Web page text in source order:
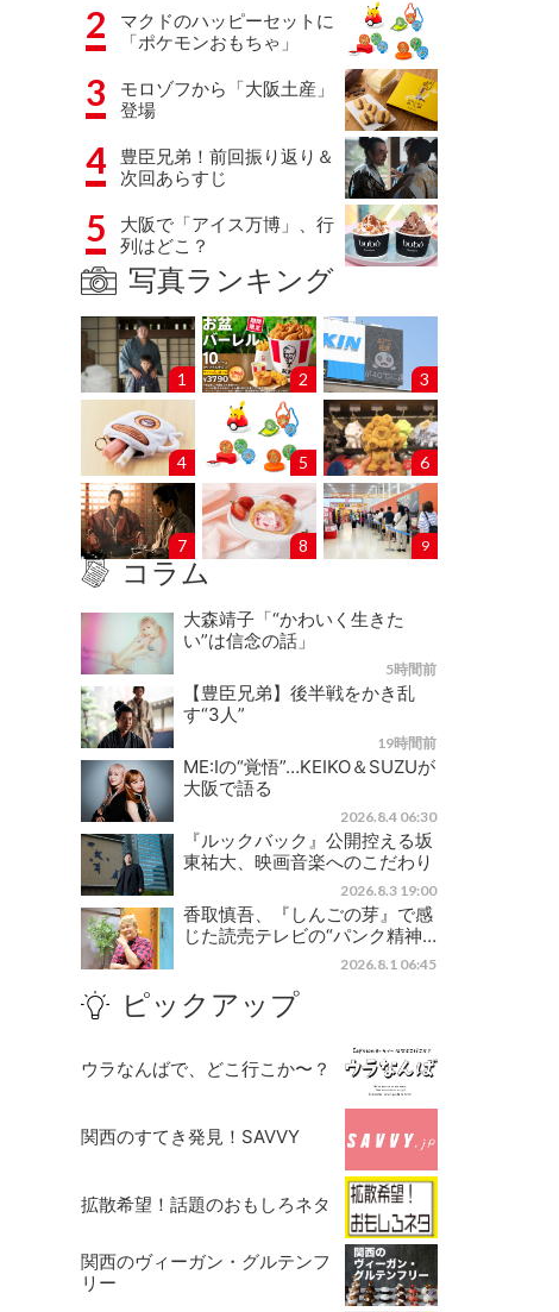
2
マクドのハッピーセットに
「ポケモンおもちゃ」
3
モロゾフから「大阪土産」
登場
4
豊臣兄弟！前回振り返り＆
次回あらすじ
5
大阪で「アイス万博」、行
列はどこ？
写真ランキング
1 2 3
4 5 6
7 8 9
コラム
大森靖子「“かわいく生きた
い”は信念の話」
5時間前
【豊臣兄弟】後半戦をかき乱
す“3人”
19時間前
ME:Iの“覚悟”…KEIKO＆SUZUが
大阪で語る
2026.8.4 06:30
『ルックバック』公開控える坂
東祐大、映画音楽へのこだわり
2026.8.3 19:00
香取慎吾、『しんごの芽』で感
じた読売テレビの“パンク精神…
2026.8.1 06:45
ピックアップ
ウラなんばで、どこ行こか〜？
関西のすてき発見！SAVVY
拡散希望！話題のおもしろネタ
関西のヴィーガン・グルテンフ
リー